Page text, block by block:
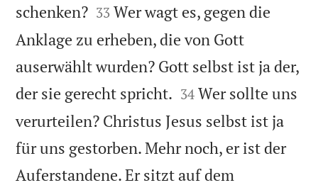
schenken?
33 Wer wagt es, gegen die
Anklage zu erheben, die von Gott
auserwählt wurden? Gott selbst ist ja der,
der sie gerecht spricht. 

34 Wer sollte uns
verurteilen? Christus Jesus selbst ist ja
für uns gestorben. Mehr noch, er ist der
Auferstandene. Er sitzt auf dem